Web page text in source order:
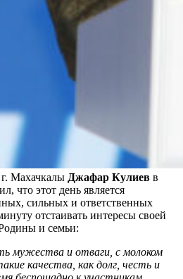
Махачкалы Джафар Кулиев в
что этот день является
сильных и ответственных
отстаивать интересы своей
и семьи:
мужества и отваги, с молоком
качества, как долг, честь и